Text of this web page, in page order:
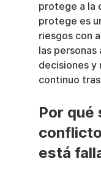
protege a la
protege es
riesgos con
las
decisiones y
continuo
Por qué
está